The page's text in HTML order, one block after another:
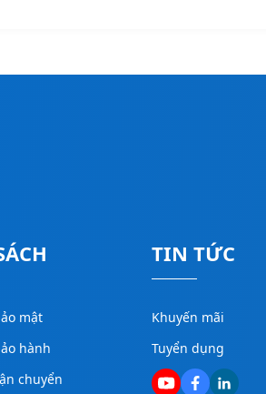
mật
hành
chuyển
TIN TỨC
Khuyến mãi
Tuyển dụng